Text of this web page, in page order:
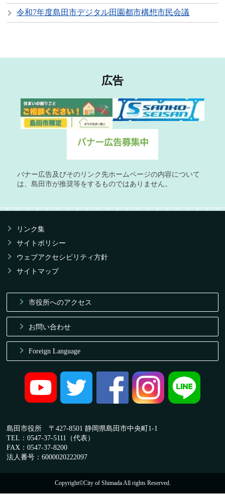
令和7年度島田市デジタル田園都市構想市民会議
広告
バナー広告及びそのリンク先ホームページの内容について
は、島田市が推奨等をするものではありません。
リンク集
サイトポリシー
ウェブアクセシビリティ方針
サイトマップ
市役所へのアクセス
お問い合わせ
Foreign Language
島田市役所 〒427-8501 静岡県島田市中央町1-1
TEL：0547-37-5111（代表）
FAX：0547-37-8200
法人番号：6000020222097
Copyright©City of Shimada All rights Reserved.